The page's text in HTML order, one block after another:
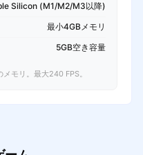
Silicon (M1/M2/M3以降)
最小4GBメモリ
5GB空き容量
モリ。最大240 FPS。